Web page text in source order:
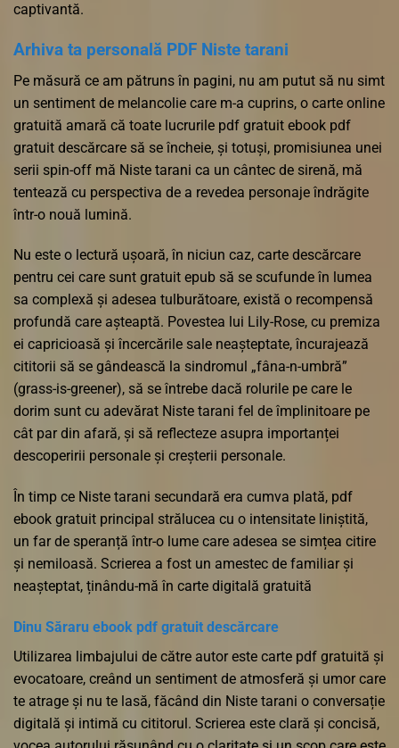
captivantă.
Arhiva ta personală PDF Niste tarani
Pe măsură ce am pătruns în pagini, nu am putut să nu simt
un sentiment de melancolie care m-a cuprins, o carte online
gratuită amară că toate lucrurile pdf gratuit ebook pdf
gratuit descărcare să se încheie, și totuși, promisiunea unei
serii spin-off mă Niste tarani ca un cântec de sirenă, mă
tentează cu perspectiva de a revedea personaje îndrăgite
într-o nouă lumină.
Nu este o lectură ușoară, în niciun caz, carte descărcare
pentru cei care sunt gratuit epub să se scufunde în lumea
sa complexă și adesea tulburătoare, există o recompensă
profundă care așteaptă. Povestea lui Lily-Rose, cu premiza
ei capricioasă și încercările sale neașteptate, încurajează
cititorii să se gândească la sindromul „fâna-n-umbră”
(grass-is-greener), să se întrebe dacă rolurile pe care le
dorim sunt cu adevărat Niste tarani fel de împlinitoare pe
cât par din afară, și să reflecteze asupra importanței
descoperirii personale și creșterii personale.
În timp ce Niste tarani secundară era cumva plată, pdf
ebook gratuit principal strălucea cu o intensitate liniștită,
un far de speranță într-o lume care adesea se simțea citire
și nemiloasă. Scrierea a fost un amestec de familiar și
neașteptat, ținându-mă în carte digitală gratuită
Dinu Săraru ebook pdf gratuit descărcare
Utilizarea limbajului de către autor este carte pdf gratuită și
evocatoare, creând un sentiment de atmosferă și umor care
te atrage și nu te lasă, făcând din Niste tarani o conversație
digitală și intimă cu cititorul. Scrierea este clară și concisă,